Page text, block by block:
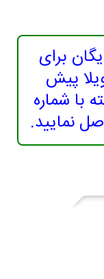
برای
پیش
با شماره